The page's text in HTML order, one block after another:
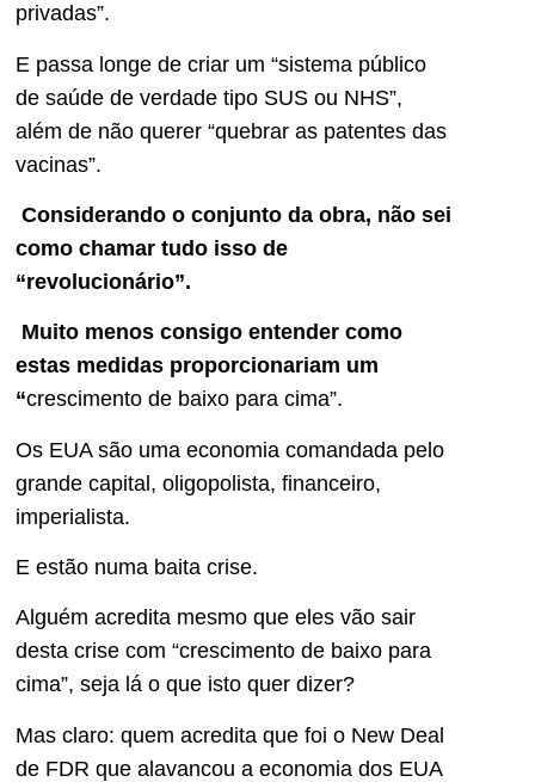
privadas”.
E passa longe de criar um “sistema público
de saúde de verdade tipo SUS ou NHS”,
além de não querer “quebrar as patentes das
vacinas”.
Considerando o conjunto da obra, não sei
como chamar tudo isso de
“revolucionário”.
Muito menos consigo entender como
estas medidas proporcionariam um
“crescimento de baixo para cima”.
Os EUA são uma economia comandada pelo
grande capital, oligopolista, financeiro,
imperialista.
E estão numa baita crise.
Alguém acredita mesmo que eles vão sair
desta crise com “crescimento de baixo para
cima”, seja lá o que isto quer dizer?
Mas claro: quem acredita que foi o New Deal
de FDR que alavancou a economia dos EUA